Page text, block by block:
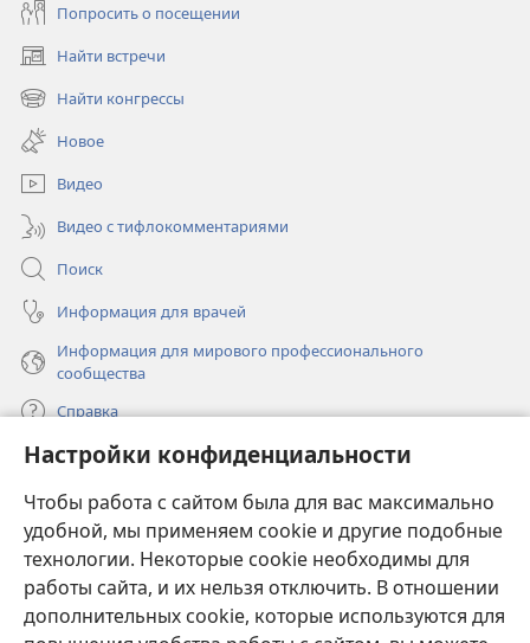
Настройки конфиденциальности
Чтобы работа с сайтом была для вас максимально
удобной, мы применяем cookie и другие подобные
технологии. Некоторые cookie необходимы для
работы сайта, и их нельзя отключить. В отношении
дополнительных cookie, которые используются для
Попросить о посещении
Найти встречи
(открывается
в
новом
окне)
Найти конгрессы
(открывается
новом
окне)
Новое
Видео
Видео с тифлокомментариями
Поиск
Информация для врачей
Информация для мирового профессионального
сообщества
Справка
Пожертвования
в
новом
окне)
ОНЛАЙН-БИБЛИОТЕКА Сторожевой башни
(открывается
новом
окне)
JW Hub®
(открывается
в
®